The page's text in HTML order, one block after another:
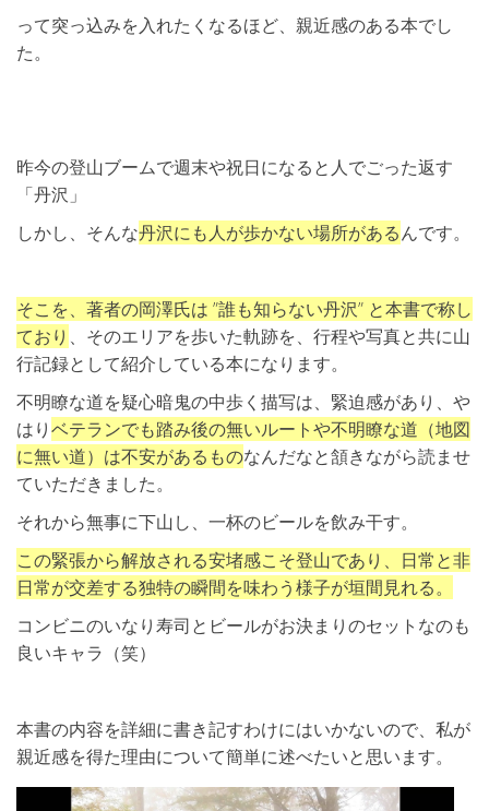
って突っ込みを入れたくなるほど、親近感のある本でし
た。
昨今の登山ブームで週末や祝日になると人でごった返す
「丹沢」
しかし、そんな丹沢にも人が歩かない場所があるんです。
そこを、著者の岡澤氏は ”誰も知らない丹沢” と本書で称し
ており 、そのエリアを歩いた軌跡を、行程や写真と共に山
行記録として紹介している本になります。
不明瞭な道を疑心暗鬼の中歩く描写は、緊迫感があり、や
はりベテランでも踏み後の無いルートや不明瞭な道（地図
に無い道）は不安があるものなんだなと頷きながら読ませ
ていただきました。
それから無事に下山し、一杯のビールを飲み干す。
この緊張から解放される安堵感こそ登山であり、日常と非
日常が交差する独特の瞬間を味わう様子が垣間見れる。
コンビニのいなり寿司とビールがお決まりのセットなのも
良いキャラ（笑）
本書の内容を詳細に書き記すわけにはいかないので、私が
親近感を得た理由について簡単に述べたいと思います。